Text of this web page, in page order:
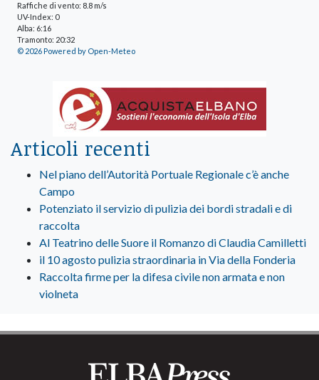
Raffiche di vento: 8.8 m/s
UV-Index: 0
Alba: 6:16
Tramonto: 20:32
© 2026 Powered by Open-Meteo
Articoli recenti
Nel piano dell’Autorità Portuale Regionale c’è anche
Campo
Potenziato il servizio di pulizia dei bordi stradali e di
raccolta
Al Teatrino delle Suore il Romanzo di Claudia Camilletti
il 10 agosto pulizia straordinaria in Via della Fonderia
Raccolta firme per la difesa civile non armata e non
violneta